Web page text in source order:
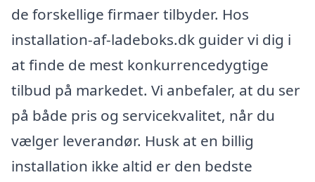
de forskellige firmaer tilbyder. Hos
installation-af-ladeboks.dk guider vi dig i
at finde de mest konkurrencedygtige
tilbud på markedet. Vi anbefaler, at du ser
på både pris og servicekvalitet, når du
vælger leverandør. Husk at en billig
installation ikke altid er den bedste